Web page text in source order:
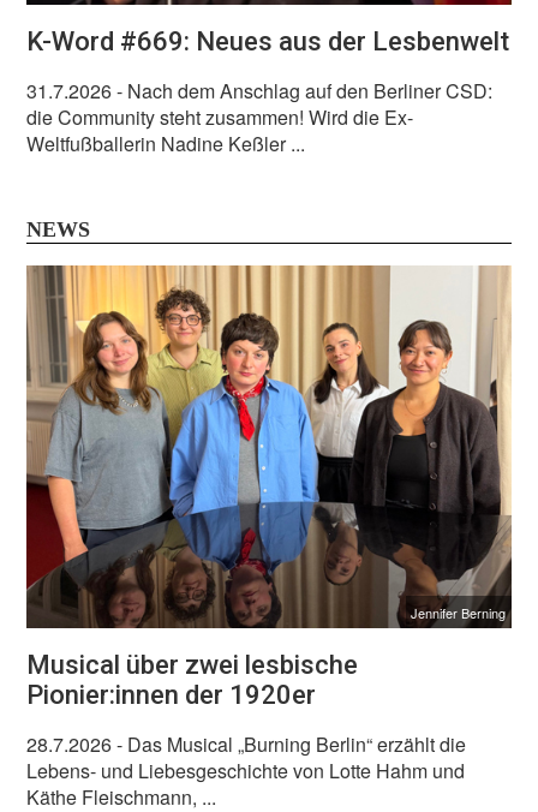
K-Word #669: Neues aus der Lesbenwelt
31.7.2026- Nach dem Anschlag auf den Berliner CSD:
die Community steht zusammen! Wird die Ex-
Weltfußballerin Nadine Keßler ...
NEWS
Jennifer Berning
Musical über zwei lesbische
Pionier:innen der 1920er
28.7.2026- Das Musical „Burning Berlin“ erzählt die
Lebens- und Liebesgeschichte von Lotte Hahm und
Käthe Fleischmann, ...